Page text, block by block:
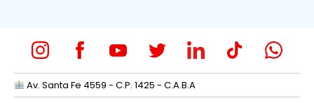
Av. Santa Fe 4559 - C.P. 1425 - C.A.B.A